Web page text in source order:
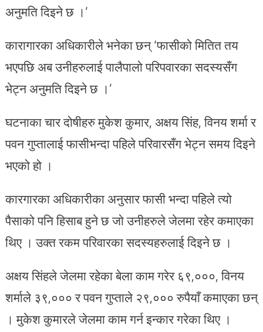
अनुमति दिइने छ ।’
कारागारका अधिकारीले भनेका छन् ‘फासीको मितित तय
भएपछि अब उनीहरुलाई पालैपालो परिपवारका सदस्यसँग
भेट्न अनुमति दिइने छ ।’
घटनाका चार दोषीहरु मुकेश कुमार, अक्षय सिंह, विनय शर्मा र
पवन गुप्तालाई फासीभन्दा पहिले परिवारसँग भेट्न समय दिइने
भएको हो ।
कारगारका अधिकारीका अनुसार फासी भन्दा पहिले त्यो
पैसाको पनि हिसाब हुने छ जो उनीहरुले जेलमा रहेर कमाएका
थिए । उक्त रकम परिवारका सदस्यहरुलाई दिइने छ ।
अक्षय सिंहले जेलमा रहेका बेला काम गरेर ६९,०००, विनय
शर्माले ३९,००० र पवन गुप्ताले २९,००० रुपैयाँ कमाएका छन्
। मुकेश कुमारले जेलमा काम गर्न इन्कार गरेका थिए ।